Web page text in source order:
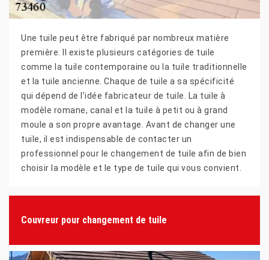
Une tuile peut être fabriqué par nombreux matière
première. Il existe plusieurs catégories de tuile
comme la tuile contemporaine ou la tuile traditionnelle
et la tuile ancienne. Chaque de tuile a sa spécificité
qui dépend de l’idée fabricateur de tuile. La tuile à
modèle romane, canal et la tuile à petit ou à grand
moule a son propre avantage. Avant de changer une
tuile, il est indispensable de contacter un
professionnel pour le changement de tuile afin de bien
choisir la modèle et le type de tuile qui vous convient.
Couvreur pour changement de tuile